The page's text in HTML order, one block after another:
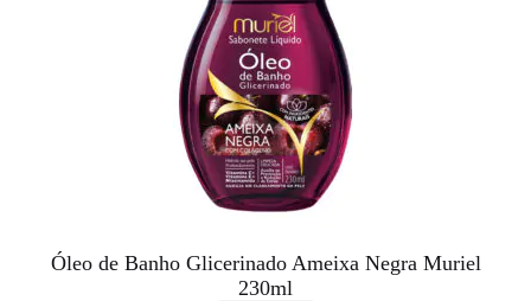
Óleo de Banho Glicerinado Ameixa Negra Muriel
230ml